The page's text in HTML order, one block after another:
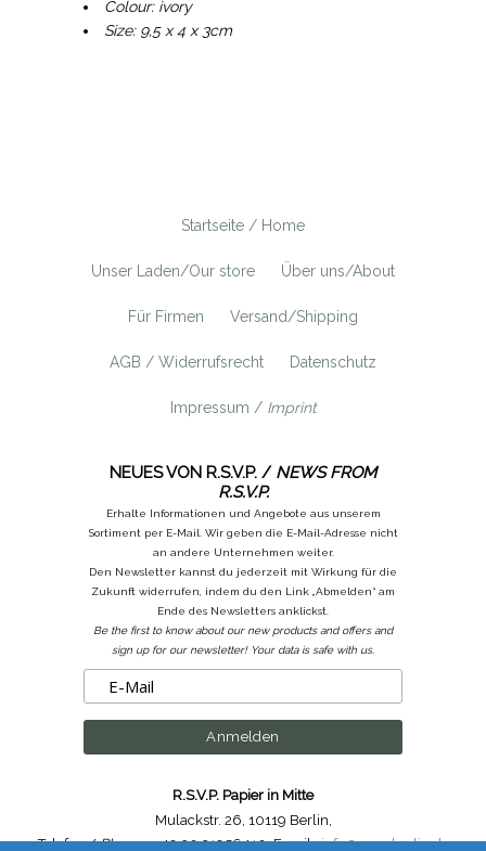
Colour: ivory
Size: 9,5 x 4 x 3cm
Startseite / Home
Unser Laden/Our store Über uns/About
Für Firmen Versand/Shipping
AGB / Widerrufsrecht Datenschutz
Impressum / Imprint
NEUES VON R.S.V.P. / NEWS FROM
R.S.V.P.
Erhalte Informationen und Angebote aus unserem
Sortiment per E-Mail. Wir geben die E-Mail-Adresse nicht
an andere Unternehmen weiter.
Den Newsletter kannst du jederzeit mit Wirkung für die
Zukunft widerrufen, indem du den Link „Abmelden“ am
Ende des Newsletters anklickst.
Be the first to know about our new products and offers and
sign up for our newsletter! Your data is safe with us.
R.S.V.P. Papier in Mitte
Mulackstr. 26 10119 Berlin
Telefon /Phone: ++49.30.31956410,Email :info@rsvp-berlin.de